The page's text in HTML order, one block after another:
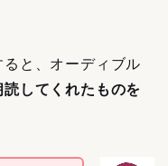
と、オーディブル
読してくれたものを